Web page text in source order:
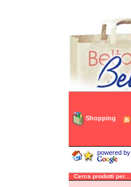
Shopping
powered by
Cerca prodotti per...